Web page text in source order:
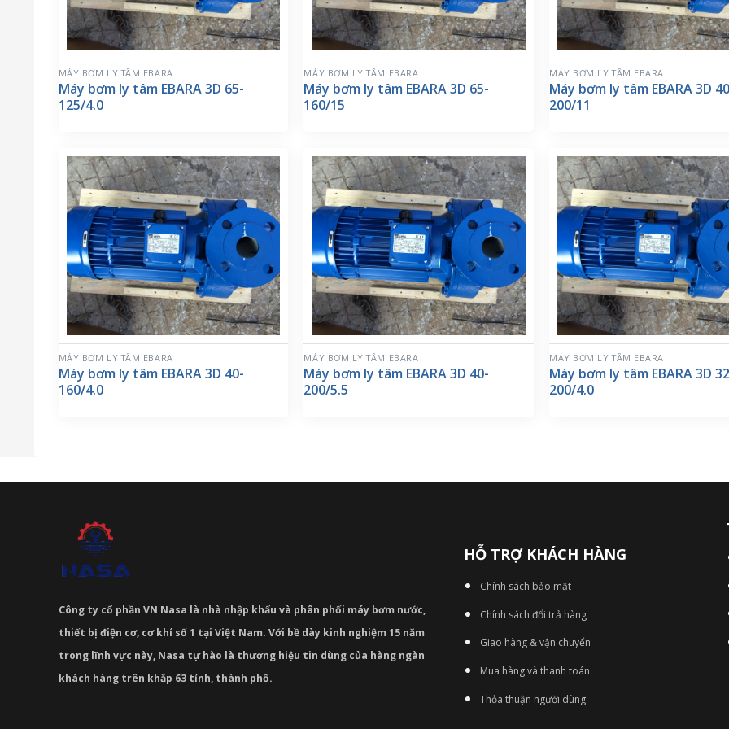
MÁY BƠM LY TÂM EBARA
Máy bơm ly tâm EBARA 3D 65-
125/4.0
MÁY BƠM LY TÂM EBARA
Máy bơm ly tâm EBARA 3D 65-
160/15
MÁY BƠM LY TÂM EBARA
Máy bơm ly tâm EBARA 3D
200/11
MÁY BƠM LY TÂM EBARA
Máy bơm ly tâm EBARA 3D 40-
160/4.0
MÁY BƠM LY TÂM EBARA
Máy bơm ly tâm EBARA 3D 40-
200/5.5
MÁY BƠM LY TÂM EBARA
Máy bơm ly tâm EBARA 3D
200/4.0
Công ty cổ phần VN Nasa là nhà nhập khẩu và phân phối máy bơm nước,
thiết bị điện cơ, cơ khí số 1 tại Việt Nam. Với bề dày kinh nghiệm 15 năm
trong lĩnh vực này, Nasa tự hào là thương hiệu tin dùng của hàng ngàn
khách hàng trên khắp 63 tỉnh, thành phố.
HỖ TRỢ KHÁCH HÀNG
Chính sách bảo mật
Chính sách đổi trả hàng
Giao hàng & vận chuyển
Mua hàng và thanh toán
Thỏa thuận người dùng